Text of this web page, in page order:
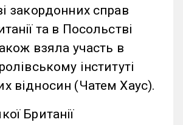
закордонних справ
та в Посольстві
взяла участь в
інституті
відносин (Чатем Хаус).
Британії